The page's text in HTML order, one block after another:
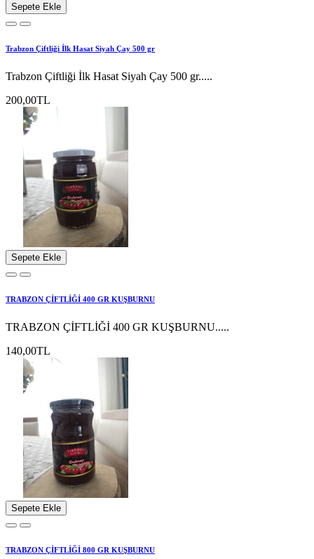
Sepete Ekle
Trabzon Çiftliği İlk Hasat Siyah Çay 500 gr
Trabzon Çiftliği İlk Hasat Siyah Çay 500 gr.....
200,00TL
Sepete Ekle
TRABZON ÇİFTLİĞİ 400 GR KUŞBURNU
TRABZON ÇİFTLİĞİ 400 GR KUŞBURNU.....
140,00TL
Sepete Ekle
TRABZON ÇİFTLİĞİ 800 GR KUŞBURNU